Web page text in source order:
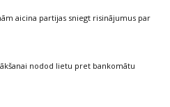
aicina partijas sniegt risinājumus par
nodod lietu pret bankomātu